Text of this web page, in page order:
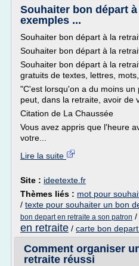
Souhaiter bon départ
exemples ...
Souhaiter bon départ à la
Souhaiter bon départ à la
Souhaiter bon départ à la
gratuits de textes, lettres,
"C'est lorsqu'on a du moins
peut, dans la retraite, avoir de
Citation de La Chaussée
Vous avez appris que l'heure
votre...
Lire la suite
Site : ideetexte.fr
Thèmes liés : mot pour
/ texte pour souhaiter un bon
bon depart en retraite a son patron /
en retraite / carte bon
Comment organiser
retraite réussi